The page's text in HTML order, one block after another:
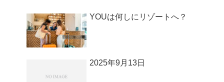
YOUは何しにリゾートへ？
2025年9月13日